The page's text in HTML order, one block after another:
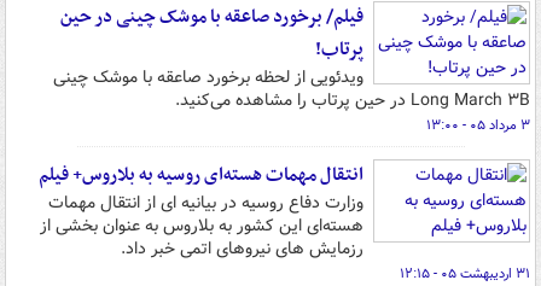
فیلم/ برخورد صاعقه با موشک چینی در حین
پرتاب!
ویدئویی از لحظه برخورد صاعقه با موشک چینی
Long March ۳B در حین پرتاب را مشاهده می‌کنید.
۳ مرداد ۰۵ - ۱۳:۰۰
انتقال مهمات هسته‌ای روسیه به بلاروس+ فیلم
وزارت دفاع روسیه در بیانیه ای از انتقال مهمات
هسته‌ای این کشور به بلاروس به عنوان بخشی از
رزمایش‌ های نیروهای اتمی خبر داد.
۳۱ اردیبهشت ۰۵ - ۱۲:۱۵